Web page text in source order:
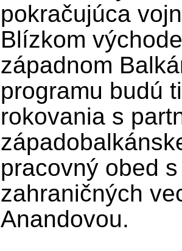
pokračujúca
Blízkom
západnom
programu budú
rokovania s
pracovný obed
zahraničných
Anandovou.